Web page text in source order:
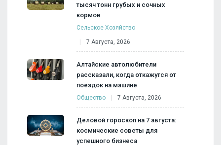
тысяч тонн грубых и сочных
кормов
Сельское Хозяйство
7 Августа, 2026
Алтайские автолюбители
рассказали, когда откажутся от
поездок на машине
Общество 7 Августа, 2026
Деловой гороскоп на 7 августа:
космические советы для
успешного бизнеса